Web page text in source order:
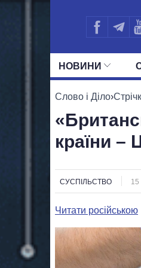
НОВИНИ
Слово і Діло›
країни –
СУСПІЛЬСТВО 15
Читати російською